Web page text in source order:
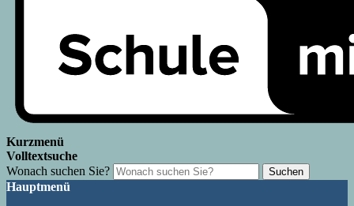
Kurzmenü
Volltextsuche
Wonach suchen Sie?
Suchen
Hauptmenü